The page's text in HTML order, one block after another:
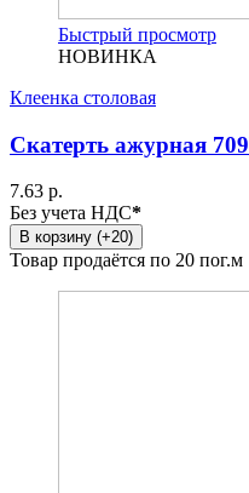
Быстрый просмотр
НОВИНКА
Клеенка столовая
Скатерть ажурная
7.63 р.
Без учета НДС*
В корзину (+20)
Товар продаётся по 20 пог.м